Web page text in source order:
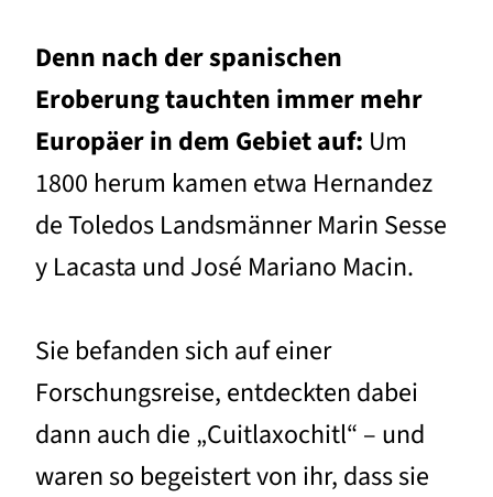
Denn nach der spanischen
Eroberung tauchten immer mehr
Europäer in dem Gebiet auf: Um
1800 herum kamen etwa Hernandez
de Toledos Landsmänner Marin Sesse
y Lacasta und José Mariano Macin.
Sie befanden sich auf einer
Forschungsreise, entdeckten dabei
dann auch die „Cuitlaxochitl“ – und
waren so begeistert von ihr, dass sie